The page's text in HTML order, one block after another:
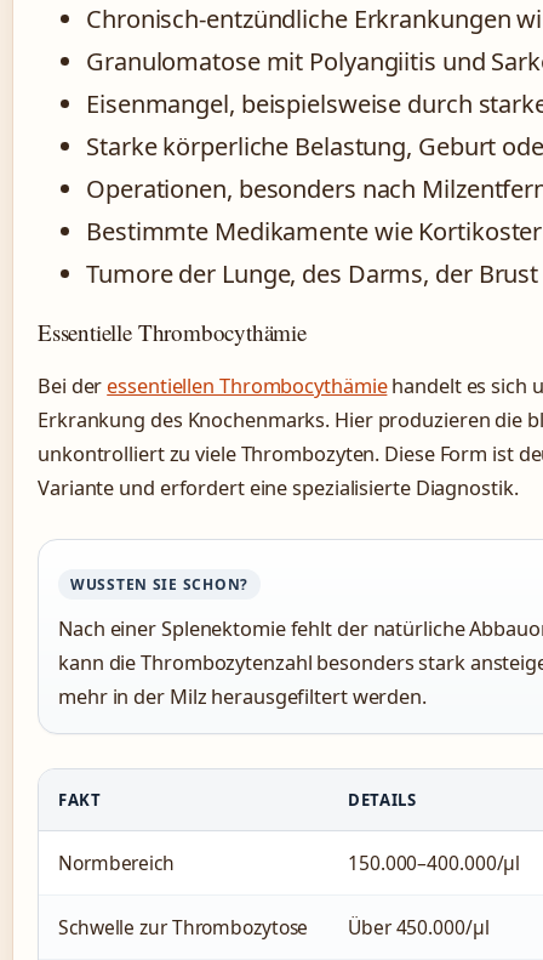
Chronisch-entzündliche Erkrankungen
Granulomatose mit Polyangiitis und
Eisenmangel, beispielsweise durch
Starke körperliche Belastung, Geburt
Operationen, besonders nach
Bestimmte Medikamente wie
Tumore der Lunge, des Darms, der
Essentielle Thrombocythämie
Bei der essentiellen Thrombocythämiehandelt es sich
Erkrankung des Knochenmarks. Hier produzieren die
unkontrolliert zu viele Thrombozyten. Diese Form ist
Variante und erfordert eine spezialisierte Diagnostik.
WUSSTEN SIE SCHON?
Nach einer Splenektomie fehlt der natürliche
kann die Thrombozytenzahl besonders stark
mehr in der Milz herausgefiltert werden.
FAKT DETAILS
Normbereich 150.000–400.000/µl
Schwelle zur Thrombozytose Über 450.000/µl